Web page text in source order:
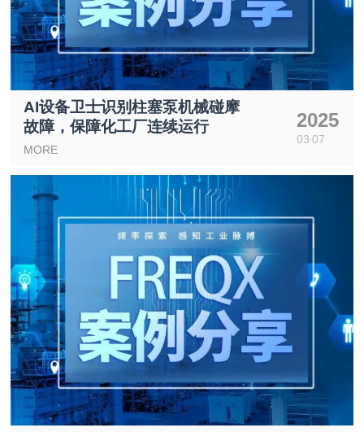
AI设备卫士识别柱塞泵机械碰摩
故障，保障化工厂连续运行
MORE
2025
03 07